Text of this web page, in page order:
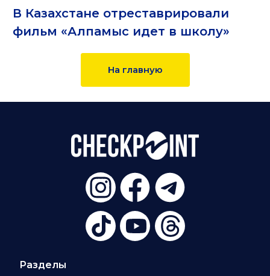
В Казахстане отреставрировали
фильм «Алпамыс идет в школу»
На главную
Разделы